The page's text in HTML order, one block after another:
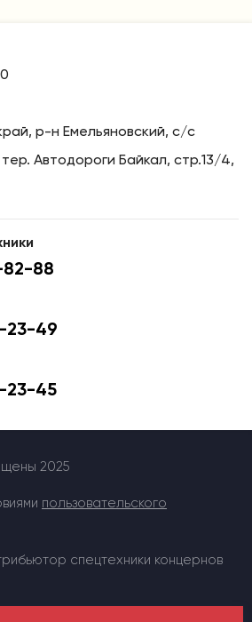
р-н Емельяновский, с/с
Автодороги Байкал, стр.13/4,
82-88
23-49
23-45
2025
пользовательского
спецтехники концернов